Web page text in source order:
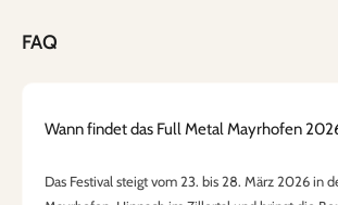
FAQ
Wann findet das Full Metal Mayrhofen
Das Festival steigt vom 23. bis 28. März 2026 in